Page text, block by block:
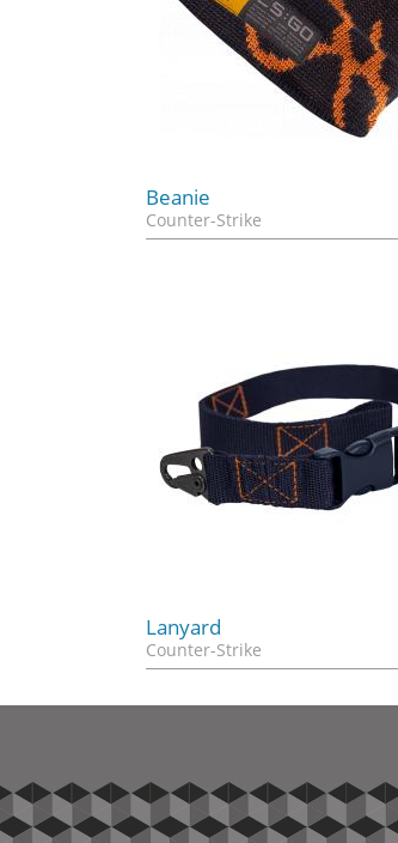
Beanie
Counter-Strike
Lanyard
Counter-Strike